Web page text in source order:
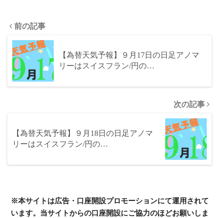
前の記事
【為替天気予報】９月17日の日足アノマ
リーはスイスフラン/円の…
次の記事
【為替天気予報】９月18日の日足アノマ
リーはスイスフラン/円の…
※本サイトは広告・口座開設プロモーションにて運用されて
います。当サイトからの口座開設にご協力のほどお願いしま